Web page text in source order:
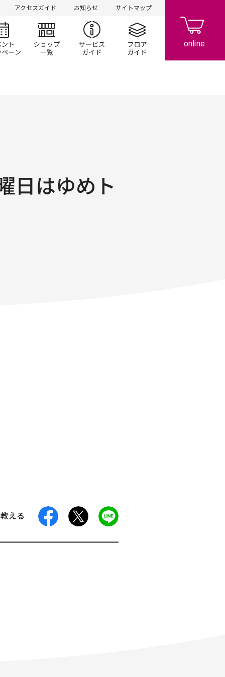
アクセスガイド お知らせ サイトマップ
報 イベント/キャンペーン
ショップ一覧 サービスガイドフロアガイド
日はゆめト
える facebook